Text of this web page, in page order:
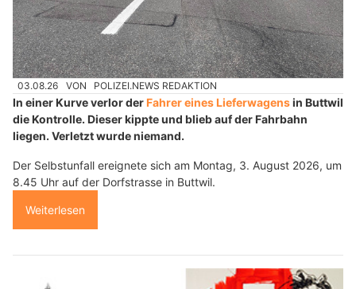
03.08.26 VON POLIZEI.NEWS REDAKTION
In einer Kurve verlor derFahrer eines Lieferwagensin Buttwil
die Kontrolle. Dieser kippte und blieb auf der Fahrbahn
liegen. Verletzt wurde niemand.
Der Selbstunfall ereignete sich am Montag, 3. August 2026, um
8.45 Uhr auf der Dorfstrasse in Buttwil.
Weiterlesen